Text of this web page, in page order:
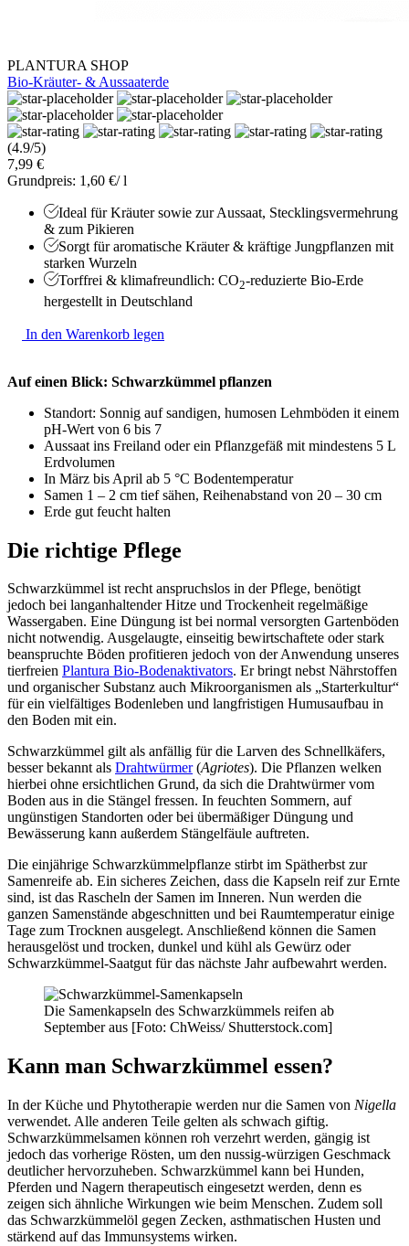
PLANTURA SHOP
Bio-Kräuter- & Aussaaterde
(4.9/5)
7,99 €
Grundpreis: 1,60 €/ l
Ideal für Kräuter sowie zur Aussaat, Stecklingsvermehrung
& zum Pikieren
Sorgt für aromatische Kräuter & kräftige Jungpflanzen mit
starken Wurzeln
Torffrei & klimafreundlich: CO2-reduzierte Bio-Erde
hergestellt in Deutschland
In den Warenkorb legen
Auf einen Blick: Schwarzkümmel pflanzen
Standort: Sonnig auf sandigen, humosen Lehmböden it einem
pH-Wert von 6 bis 7
Aussaat ins Freiland oder ein Pflanzgefäß mit mindestens 5 L
Erdvolumen
In März bis April ab 5 °C Bodentemperatur
Samen 1 – 2 cm tief sähen, Reihenabstand von 20 – 30 cm
Erde gut feucht halten
Die richtige Pflege
Schwarzkümmel ist recht anspruchslos in der Pflege, benötigt
jedoch bei langanhaltender Hitze und Trockenheit regelmäßige
Wassergaben. Eine Düngung ist bei normal versorgten Gartenböden
nicht notwendig. Ausgelaugte, einseitig bewirtschaftete oder stark
beanspruchte Böden profitieren jedoch von der Anwendung unseres
tierfreien Plantura Bio-Bodenaktivators. Er bringt nebst Nährstoffen
und organischer Substanz auch Mikroorganismen als „Starterkultur“
für ein vielfältiges Bodenleben und langfristigen Humusaufbau in
den Boden mit ein.
Schwarzkümmel gilt als anfällig für die Larven des Schnellkäfers,
besser bekannt als Drahtwürmer(Agriotes). Die Pflanzen welken
hierbei ohne ersichtlichen Grund, da sich die Drahtwürmer vom
Boden aus in die Stängel fressen. In feuchten Sommern, auf
ungünstigen Standorten oder bei übermäßiger Düngung und
Bewässerung kann außerdem Stängelfäule auftreten.
Die einjährige Schwarzkümmelpflanze stirbt im Spätherbst zur
Samenreife ab. Ein sicheres Zeichen, dass die Kapseln reif zur Ernte
sind, ist das Rascheln der Samen im Inneren. Nun werden die
ganzen Samenstände abgeschnitten und bei Raumtemperatur einige
Tage zum Trocknen ausgelegt. Anschließend können die Samen
herausgelöst und trocken, dunkel und kühl als Gewürz oder
Schwarzkümmel-Saatgut für das nächste Jahr aufbewahrt werden.
Die Samenkapseln des Schwarzkümmels reifen ab
September aus [Foto: ChWeiss/ Shutterstock.com]
Kann man Schwarzkümmel essen?
In der Küche und Phytotherapie werden nur die Samen von Nigella
verwendet. Alle anderen Teile gelten als schwach giftig.
Schwarzkümmelsamen können roh verzehrt werden, gängig ist
jedoch das vorherige Rösten, um den nussig-würzigen Geschmack
deutlicher hervorzuheben. Schwarzkümmel kann bei Hunden,
Pferden und Nagern therapeutisch eingesetzt werden, denn es
zeigen sich ähnliche Wirkungen wie beim Menschen. Zudem soll
das Schwarzkümmelöl gegen Zecken, asthmatischen Husten und
stärkend auf das Immunsystems wirken.